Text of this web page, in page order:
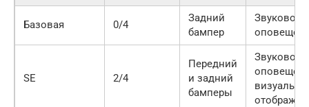
Базовая 0/4
Задний
бампер
Звуковое
SE 2/4
Передний
и задний
бамперы
Звуковое